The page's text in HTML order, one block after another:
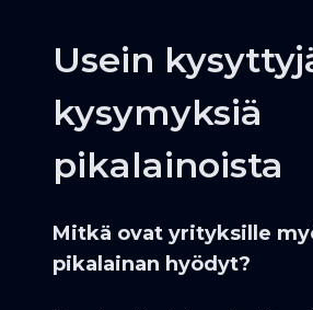
Usein
kysymyksiä
pikalainoista
Mitkä ovat yrityksille
pikalainan hyödyt?